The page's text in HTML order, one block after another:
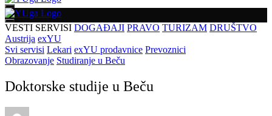
VESTI SERVISI DOGAĐAJI PRAVO TURIZAM DRUŠTVO
Austrija exYU
Svi servisi Lekari exYU prodavnice Prevoznici
Obrazovanje Studiranje u Beču
Doktorske studije u Beču